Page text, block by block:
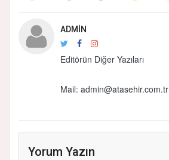
ADMIN
Editörün Diğer Yazıları
Mail: admin@atasehir.com.tr
Yorum Yazın